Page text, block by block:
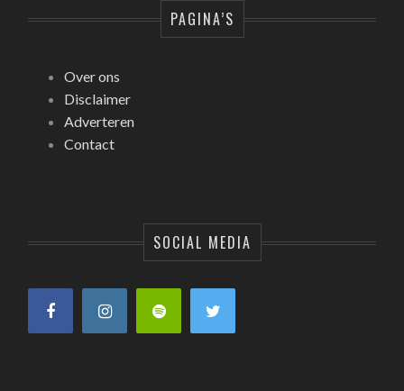
PAGINA’S
Over ons
Disclaimer
Adverteren
Contact
SOCIAL MEDIA